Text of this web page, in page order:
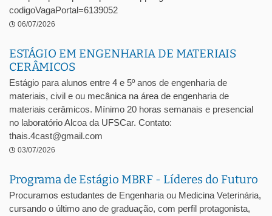
codigoVagaPortal=6139052
06/07/2026
ESTÁGIO EM ENGENHARIA DE MATERIAIS
CERÂMICOS
Estágio para alunos entre 4 e 5º anos de engenharia de
materiais, civil e ou mecânica na área de engenharia de
materiais cerâmicos. Mínimo 20 horas semanais e presencial
no laboratório Alcoa da UFSCar. Contato:
thais.4cast@gmail.com
03/07/2026
Programa de Estágio MBRF - Líderes do Futuro
Procuramos estudantes de Engenharia ou Medicina Veterinária,
cursando o último ano de graduação, com perfil protagonista,